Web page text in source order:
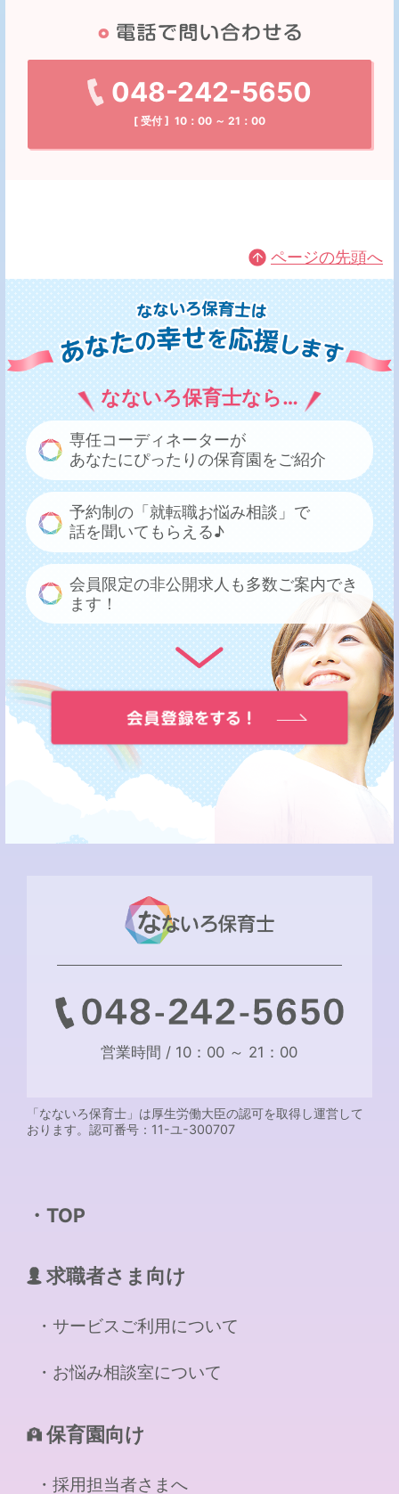
048-242-5650
[ 受付 ] 10：00 ～ 21：00
ページの先頭へ
なないろ保育士なら…
専任コーディネーターが
あなたにぴったりの保育園をご紹介
予約制の「就転職お悩み相談」で
話を聞いてもらえる♪
会員限定の非公開求人も多数ご案内でき
ます！
営業時間 / 10：00 ～ 21：00
「なないろ保育士」は厚生労働大臣の認可を取得し運営して
おります。認可番号：11-ユ-300707
TOP
求職者さま向け
サービスご利用について
お悩み相談室について
保育園向け
採用担当者さまへ